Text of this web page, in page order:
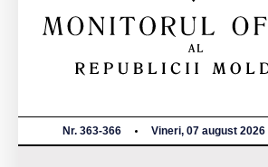
Nr. 363-366 Vineri, 07 august 2026